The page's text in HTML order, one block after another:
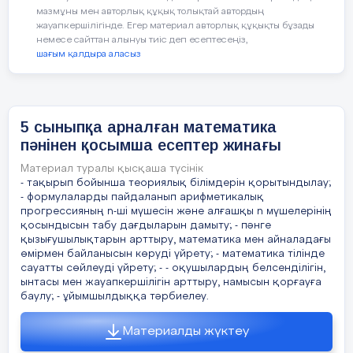
арттыру арқылы шығармашылықтарын
дамыту. Оқу мен жазу арқылы сын
тұрғысынан ойлау технологиясы жаңа
буын оқулықтарының талаптарын жүзеге
асыруда, оқушылардың білім деңгейін
баулуға, ойларын еркін айтуға, тез арада
шешім қабылдауға көмектесетін бірден
бір тиімді технология. Сыни тұрғыдан
ойлау технологиясын пайдаланатын әр
ұстаз өз педагогикалық қызметінде
оқушы мен мұғалім арасындағы қарым-
қатынасқа дегенде көзқарасының мүлдем
өзгергенін байқайды.
Сонымен қатар сыни тұрғыдан ойлау
көбінесе баламалы шешімдерді
қабылдауға, бір нәрсені елестетуге, ойлау
және іс-әрекеттің жаңа немесе
түрлендірілген тәсілдерін енгізуге дайын
оқушылар өз білім сөрелерін талқылайды.
- Және әр жұптан бірдей емес өз білім
7 сынып, геометрия пәні
Тақырыбы: Шеңбер және оның
бөліктері.
Терминдер Радиус, шеңбер центрі, хорда, диаметр,
Математика
тілінде
жазылуы
R, O,AB, D,
мазмұны мен авторлық құқық толықтай автордың
жауапкершілігінде. Егер материал авторлық құқықты бұзады
немесе сайттан алынуы тиіс деп есептесеңіз,
шағым қалдыра аласыз
5 сыныпқа арналған математика
пәнінен қосымша есептер жинағы
Материал туралы қысқаша түсінік
- тақырып бойынша теориялық білімдерін қорытындылау;
- формулаларды пайдаланып арифметикалық
прогрессияның n-ші мүшесін және алғашқы n мүшелерінің
қосындысын табу дағдыларын дамыту; - пәнге
қызығушылықтарын арттыру, математика мен айналадағы
өмірмен байланысын көруді үйрету; - математика тілінде
сауатты сөйлеуді үйрету; - - оқушылардың белсенділігін,
ынтасы мен жауапкершілігін арттыру, намысын қорғауға
баулу; - ұйымшылдыққа тәрбиелеу.
Материалды жүктеу